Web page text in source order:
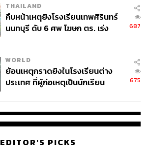
THAILAND
คืบหน้าเหตุยิงโรงเรียนเทพศิรินทร์
นนทบุรี ดับ 6 ศพ โฆษก ตร. เร่ง
687
WORLD
ย้อนเหตุกราดยิงในโรงเรียนต่าง
ประเทศ ที่ผู้ก่อเหตุเป็นนักเรียน
675
EDITOR'S PICKS